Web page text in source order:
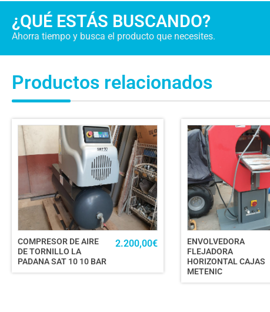
¿QUÉ ESTÁS BUSCANDO?
Ahorra tiempo y busca el producto que necesites.
Productos relacionados
COMPRESOR DE AIRE
DE TORNILLO LA
PADANA SAT 10 10 BAR
2.200,00€
ENVOLVEDORA
FLEJADORA
HORIZONTAL CAJAS
METENIC